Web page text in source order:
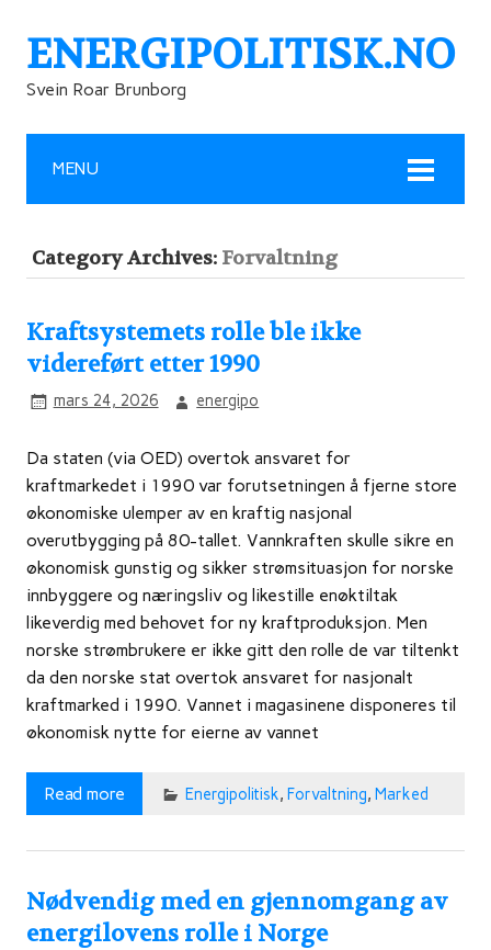
ENERGIPOLITISK.NO
Svein Roar Brunborg
MENU
Category Archives: Forvaltning
Kraftsystemets rolle ble ikke
videreført etter 1990
mars 24, 2026 energipo
Da staten (via OED) overtok ansvaret for
kraftmarkedet i 1990 var forutsetningen å fjerne store
økonomiske ulemper av en kraftig nasjonal
overutbygging på 80-tallet. Vannkraften skulle sikre en
økonomisk gunstig og sikker strømsituasjon for norske
innbyggere og næringsliv og likestille enøktiltak
likeverdig med behovet for ny kraftproduksjon. Men
norske strømbrukere er ikke gitt den rolle de var tiltenkt
da den norske stat overtok ansvaret for nasjonalt
kraftmarked i 1990. Vannet i magasinene disponeres til
økonomisk nytte for eierne av vannet
Read more Energipolitisk, Forvaltning, Marked
Nødvendig med en gjennomgang av
energilovens rolle i Norge